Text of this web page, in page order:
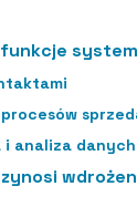
i analiza danych